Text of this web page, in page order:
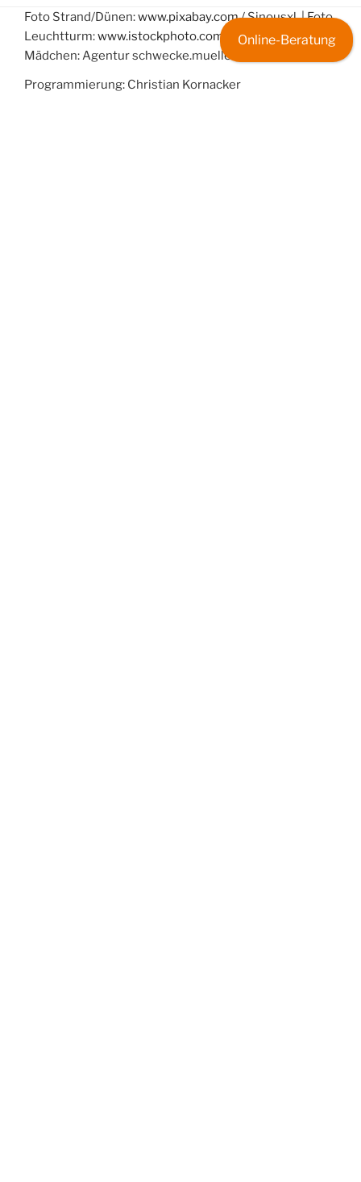
Foto Strand/Dünen:www.pixabay.com/ Sinousxl | Foto
Leuchtturm:www.istockphoto.com
/ floridastock | Foto
Mädchen: Agentur schwecke.mueller München
Programmierung: Christian Kornacker
Online-Beratung